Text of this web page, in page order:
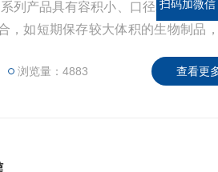
列产品具有容积小、口径相对较大
，如短期保存较大体积的生物制品
浏览量：4883 查看更
扫码加微信